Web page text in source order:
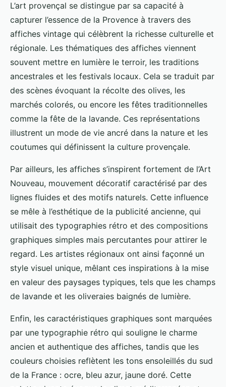
L’art provençal se distingue par sa capacité à
capturer l’essence de la Provence à travers des
affiches vintage qui célèbrent la richesse culturelle et
régionale. Les thématiques des affiches viennent
souvent mettre en lumière le terroir, les traditions
ancestrales et les festivals locaux. Cela se traduit par
des scènes évoquant la récolte des olives, les
marchés colorés, ou encore les fêtes traditionnelles
comme la fête de la lavande. Ces représentations
illustrent un mode de vie ancré dans la nature et les
coutumes qui définissent la culture provençale.
Par ailleurs, les affiches s’inspirent fortement de l’Art
Nouveau, mouvement décoratif caractérisé par des
lignes fluides et des motifs naturels. Cette influence
se mêle à l’esthétique de la publicité ancienne, qui
utilisait des typographies rétro et des compositions
graphiques simples mais percutantes pour attirer le
regard. Les artistes régionaux ont ainsi façonné un
style visuel unique, mêlant ces inspirations à la mise
en valeur des paysages typiques, tels que les champs
de lavande et les oliveraies baignés de lumière.
Enfin, les caractéristiques graphiques sont marquées
par une typographie rétro qui souligne le charme
ancien et authentique des affiches, tandis que les
couleurs choisies reflètent les tons ensoleillés du sud
de la France : ocre, bleu azur, jaune doré. Cette